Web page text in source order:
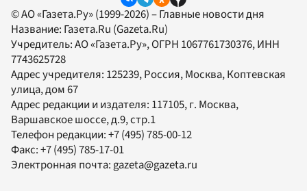
© АО «Газета.Ру» (1999-2026) – Главные новости дня
Название: Газета.Ru (Gazeta.Ru)
Учредитель:АО «Газета.Ру», ОГРН 1067761730376, ИНН
7743625728
Адрес учредителя: 125239, Россия, Москва, Коптевская
улица, дом 67
Адрес редакции и издателя: 117105, г. Москва,
Варшавское шоссе, д.9, стр.1
Телефон редакции:+7 (495) 785-00-12
Факс:+7 (495) 785-17-01
Электронная почта:gazeta@gazeta.ru